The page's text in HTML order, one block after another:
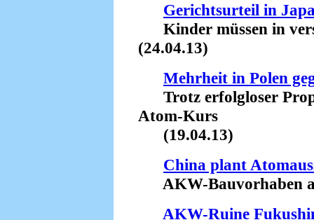
Gerichtsurteil in
Kinder müssen in
(24.04.13)
Mehrheit in Polen
Trotz erfolgloser
Atom-Kurs
(19.04.13)
China plant
AKW-Bauvorhaben
AKW-Ruine